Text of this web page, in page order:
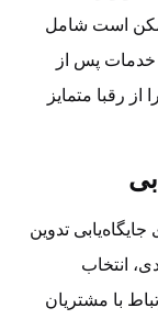
است شامل
خدمات پس از
رقبا متمایز
تدوین
انتخاب
با مشتریان